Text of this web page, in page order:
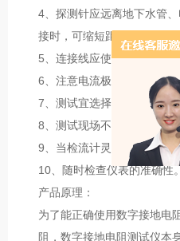
4、探测针应远离地下水管
接时，可缩短距离1/2~1/3。
5、连接线应使用绝缘良好
6、注意电流极插入土壤的
7、测试宜选择土壤电阻率
8、测试现场不能有电解物
9、当检流计灵敏度过高时
10、随时检查仪表的准确性
产品原理：
为了能正确使用数字接地电
阻，数字接地电阻测试仪本